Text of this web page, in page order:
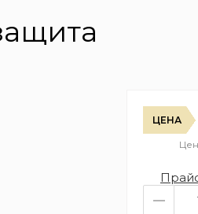
ЦЕНА
–